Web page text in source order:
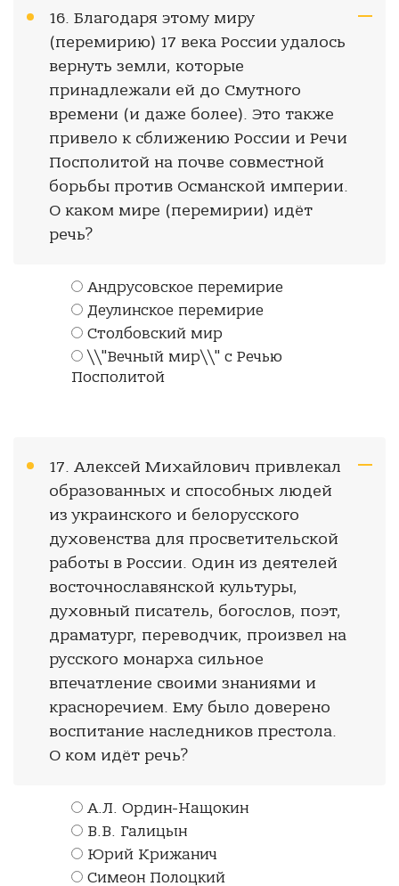
16. Благодаря этому миру
(перемирию) 17 века России удалось
вернуть земли, которые
принадлежали ей до Смутного
времени (и даже более). Это также
привело к сближению России и Речи
Посполитой на почве совместной
борьбы против Османской империи.
О каком мире (перемирии) идёт
речь?
Андрусовское перемирие
Деулинское перемирие
Столбовский мир
\\"Вечный мир\\" с Речью
Посполитой
17. Алексей Михайлович привлекал
образованных и способных людей
из украинского и белорусского
духовенства для просветительской
работы в России. Один из деятелей
восточнославянской культуры,
духовный писатель, богослов, поэт,
драматург, переводчик, произвел на
русского монарха сильное
впечатление своими знаниями и
красноречием. Ему было доверено
воспитание наследников престола.
О ком идёт речь?
А.Л. Ордин-Нащокин
В.В. Галицын
Юрий Крижанич
Симеон Полоцкий